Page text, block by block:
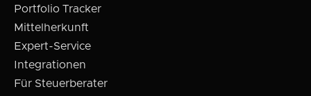
Portfolio Tracker
Mittelherkunft
Expert-Service
Integrationen
Für Steuerberater